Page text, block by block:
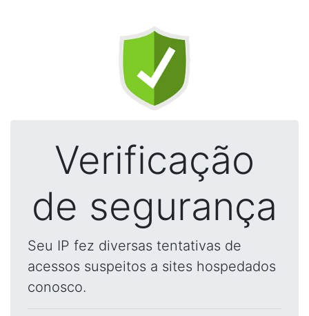
Verificação
de segurança
Seu IP fez diversas tentativas de
acessos suspeitos a sites hospedados
conosco.